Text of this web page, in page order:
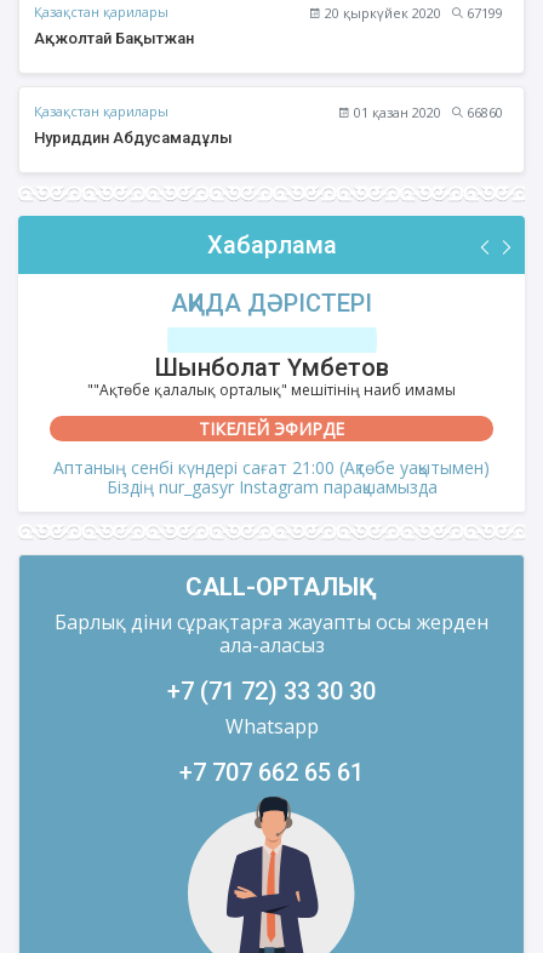
Қазақстан қарилары 20 қыркүйек 2020
67199
Ақжолтай Бақытжан
Қазақстан қарилары 01 қазан 2020
66860
Нуриддин Абдусамадұлы
Хабарлама
АҚИДА ДӘРІСТЕРІ
Шынболат Үмбетов
""Ақтөбе қалалық орталық" мешітінің наиб имамы
ТІКЕЛЕЙ ЭФИРДЕ
Аптаның сенбі күндері сағат 21:00 (Ақтөбе уақытымен)
Біздің nur_gasyr Instagram парақшамызда
CALL-ОРТАЛЫҚ
Барлық діни сұрақтарға жауапты осы жерден
ала-аласыз
+7 (71 72) 33 30 30
Whatsapp
+7 707 662 65 61